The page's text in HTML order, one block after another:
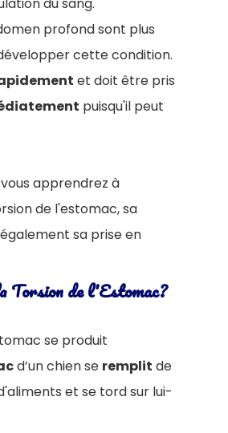
profond sont plus
cette condition.
et doit être pris
puisqu'il peut
apprendrez à
de l'estomac, sa
sa prise en
Torsion de l'Estomac?
se produit
d’un chien se remplit de
et se tord sur lui-